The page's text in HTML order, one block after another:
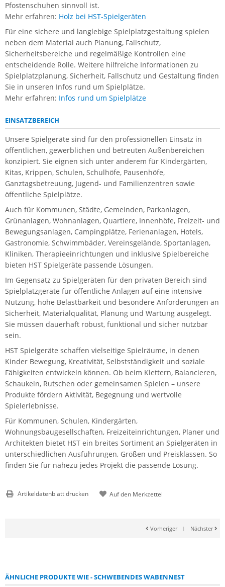
Pfostenschuhen sinnvoll ist.
Mehr erfahren: Holz bei HST-Spielgeräten
Für eine sichere und langlebige Spielplatzgestaltung spielen
neben dem Material auch Planung, Fallschutz,
Sicherheitsbereiche und regelmäßige Kontrollen eine
entscheidende Rolle. Weitere hilfreiche Informationen zu
Spielplatzplanung, Sicherheit, Fallschutz und Gestaltung finden
Sie in unseren Infos rund um Spielplätze.
Mehr erfahren: Infos rund um Spielplätze
EINSATZBEREICH
Unsere Spielgeräte sind für den professionellen Einsatz in
öffentlichen, gewerblichen und betreuten Außenbereichen
konzipiert. Sie eignen sich unter anderem für Kindergärten,
Kitas, Krippen, Schulen, Schulhöfe, Pausenhöfe,
Ganztagsbetreuung, Jugend- und Familienzentren sowie
öffentliche Spielplätze.
Auch für Kommunen, Städte, Gemeinden, Parkanlagen,
Grünanlagen, Wohnanlagen, Quartiere, Innenhöfe, Freizeit- und
Bewegungsanlagen, Campingplätze, Ferienanlagen, Hotels,
Gastronomie, Schwimmbäder, Vereinsgelände, Sportanlagen,
Kliniken, Therapieeinrichtungen und inklusive Spielbereiche
bieten HST Spielgeräte passende Lösungen.
Im Gegensatz zu Spielgeräten für den privaten Bereich sind
Spielplatzgeräte für öffentliche Anlagen auf eine intensive
Nutzung, hohe Belastbarkeit und besondere Anforderungen an
Sicherheit, Materialqualität, Planung und Wartung ausgelegt.
Sie müssen dauerhaft robust, funktional und sicher nutzbar
sein.
HST Spielgeräte schaffen vielseitige Spielräume, in denen
Kinder Bewegung, Kreativität, Selbstständigkeit und soziale
Fähigkeiten entwickeln können. Ob beim Klettern, Balancieren,
Schaukeln, Rutschen oder gemeinsamen Spielen – unsere
Produkte fördern Aktivität, Begegnung und wertvolle
Spielerlebnisse.
Für Kommunen, Schulen, Kindergärten,
Wohnungsbaugesellschaften, Freizeiteinrichtungen, Planer und
Architekten bietet HST ein breites Sortiment an Spielgeräten in
unterschiedlichen Ausführungen, Größen und Preisklassen. So
finden Sie für nahezu jedes Projekt die passende Lösung.
Artikeldatenblatt drucken
Vorheriger | Nächster
ÄHNLICHE PRODUKTE WIE - SCHWEBENDES WABENNEST